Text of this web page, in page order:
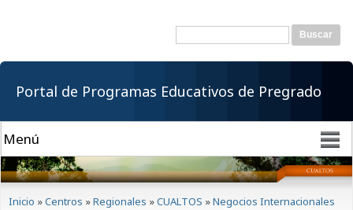
Formulario de
Buscar
Portal de Programas Educativos de Pregrado
Inicio »Centros »Regionales »CUALTOS »Negocios Internacionales